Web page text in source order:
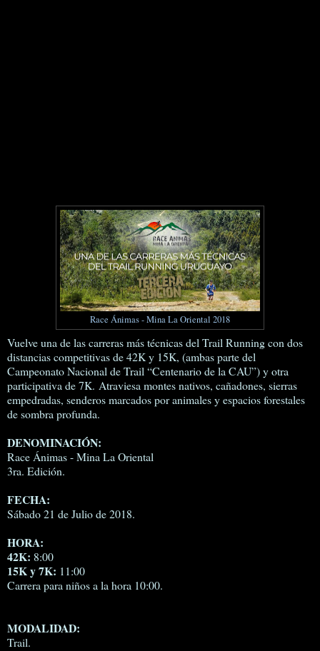
Race Ánimas - Mina La Oriental 2018
Vuelve una de las carreras más técnicas del Trail Running con dos
distancias competitivas de 42K y 15K, (ambas parte del
Campeonato Nacional de Trail “Centenario de la CAU”) y otra
participativa de 7K. Atraviesa montes nativos, cañadones, sierras
empedradas, senderos marcados por animales y espacios forestales
de sombra profunda.
DENOMINACIÓN:
Race Ánimas - Mina La Oriental
3ra. Edición.
FECHA:
Sábado 21 de Julio de 2018.
HORA:
42K: 8:00
15K y 7K: 11:00
Carrera para niños a la hora 10:00.
MODALIDAD:
Trail.